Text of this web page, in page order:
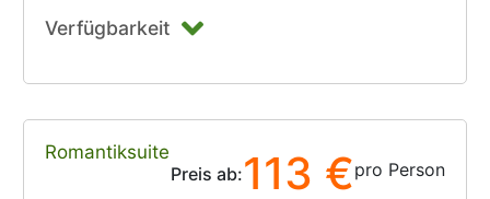
Verfügbarkeit
Romantiksuite
Preis ab:113 €pro Person